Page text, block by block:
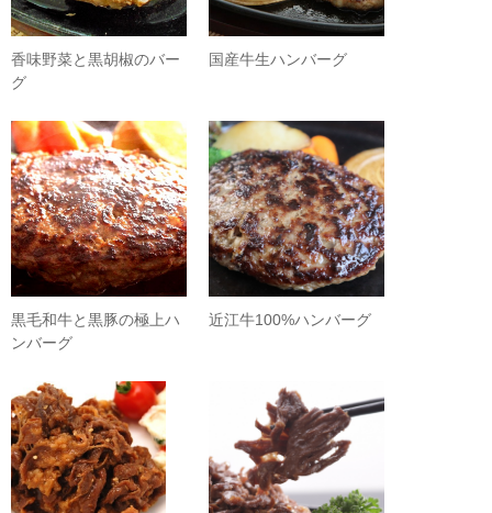
香味野菜と黒胡椒のバー
グ
国産牛生ハンバーグ
黒毛和牛と黒豚の極上ハ
ンバーグ
近江牛100%ハンバーグ